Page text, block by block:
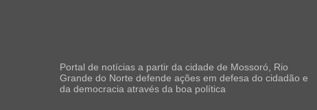
Portal de notícias a partir da cidade de Mossoró, Rio
Grande do Norte defende ações em defesa do cidadão e
da democracia através da boa política